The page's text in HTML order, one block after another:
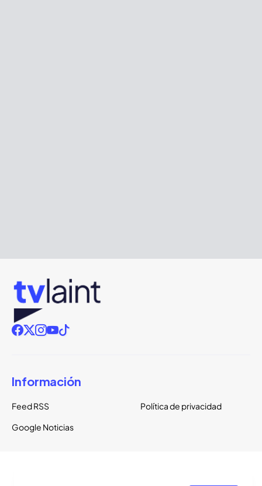
Información
Feed RSS
Política de privacidad
Google Noticias